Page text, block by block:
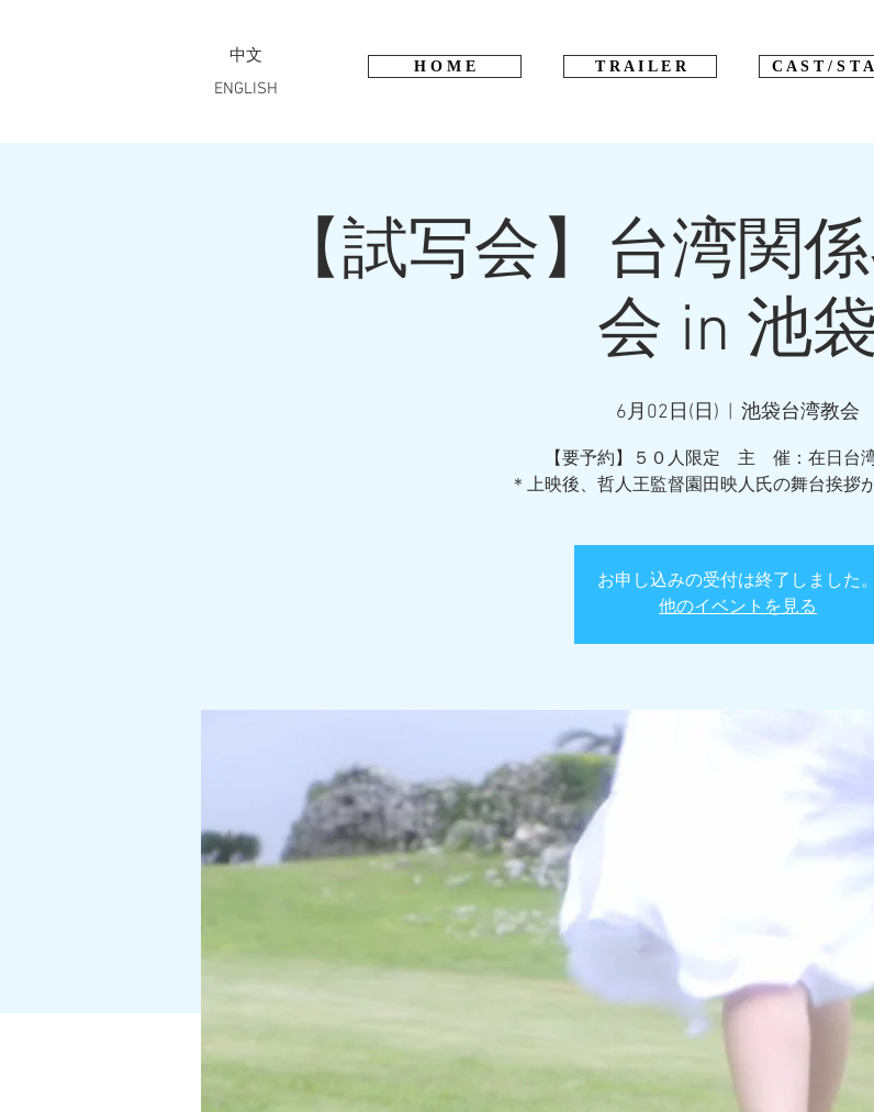
中文
ENGLISH
H O M E T R A I L E R C A S T / S T
【試写会】台湾関
会 in 池袋
6月02日(日) 池袋台湾教会
【要予約】５０人限定 主 催：在日台
＊上映後、哲人王監督園田映人氏の舞台挨拶
お申し込みの受付は終了しました。
他のイベントを見る